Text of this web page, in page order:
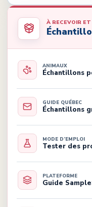
À RECEVOIR
ANIMAUX
Échantillons
GUIDE QUÉBEC
Échantillons
MODE D’EMPLOI
Tester des
PLATEFORME
Guide